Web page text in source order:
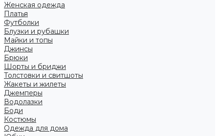
Женская одежда
Платья
Футболки
Блузки и рубашки
Майки и топы
Джинсы
Брюки
Шорты и бриджи
Толстовки и свитшоты
Жакеты и жилеты
Джемперы
Водолазки
Боди
Костюмы
Одежда для дома